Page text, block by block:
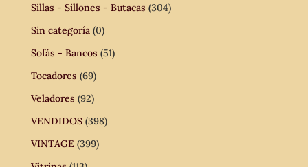
Sillas - Sillones - Butacas (304)
Sin categoría (0)
Sofás - Bancos (51)
Tocadores (69)
Veladores (92)
VENDIDOS (398)
VINTAGE (399)